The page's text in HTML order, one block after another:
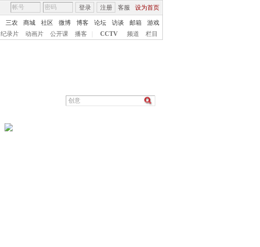
客服 设为首页
登录 注册
三农 商城 社区 微博 博客 论坛 访谈 邮箱
游戏
纪录片 动画片 公开课 播客 CCTV 频道 栏目